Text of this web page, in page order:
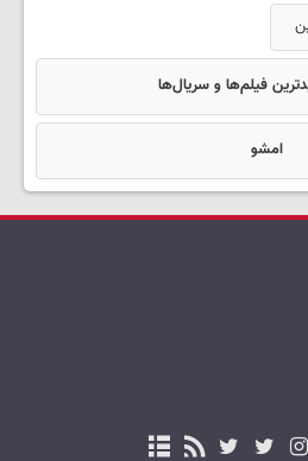
فیلم‌ها و سریال‌ها
امشو